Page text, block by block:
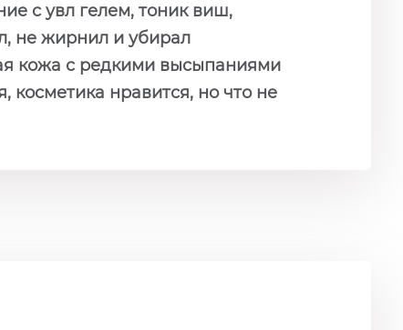
с увл гелем, тоник виш,
не жирнил и убирал
кожа с редкими высыпаниями
нравится, но что не